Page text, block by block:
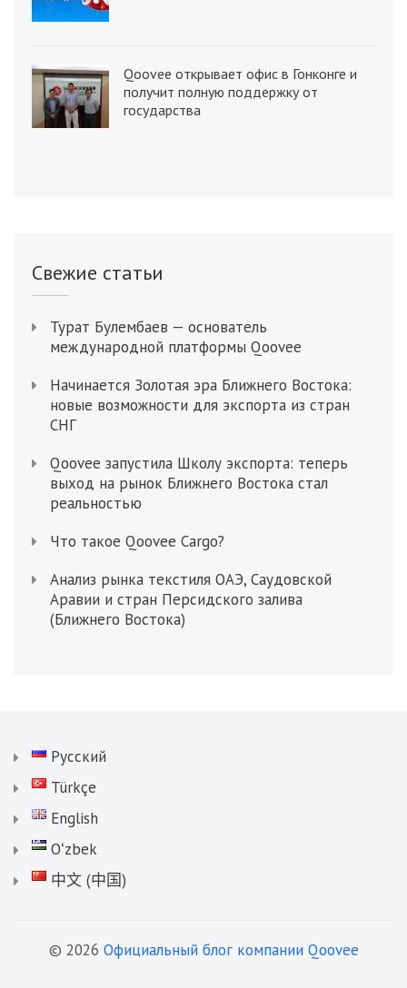
Qoovee открывает офис в Гонконге и
получит полную поддержку от
государства
Свежие статьи
Турат Булембаев — основатель
международной платформы Qoovee
Начинается Золотая эра Ближнего Востока:
новые возможности для экспорта из стран
СНГ
Qoovee запустила Школу экспорта: теперь
выход на рынок Ближнего Востока стал
реальностью
Что такое Qoovee Cargo?
Анализ рынка текстиля ОАЭ, Саудовской
Аравии и стран Персидского залива
(Ближнего Востока)
Русский
Türkçe
English
Oʻzbek
中文 (中国)
© 2026 Официальный блог компании Qoovee